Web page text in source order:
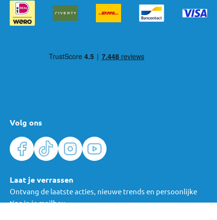
Volg ons
Laat je verrassen
Ontvang de laatste acties, nieuwe trends en persoonlijke
tips in je mailbox.